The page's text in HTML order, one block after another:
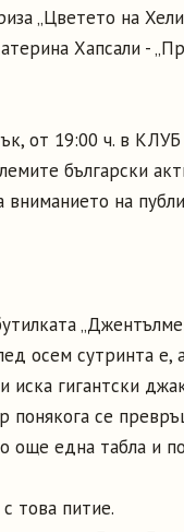
„Цветето на
Хапсали -
от 19:00 ч. в
български
на
осем сутринта е,
иска гигантски
понякога се
още една табла и
това питие.